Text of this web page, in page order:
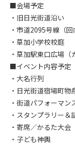
■会場予定
・旧日光街道沿い
・市道2095号線（
・草加小学校校庭
・草加駅東口広場（
■イベント内容予定
・大名行列
・日光街道宿場町物
・街道パフォーマン
・スタンプラリー＆
・寄席／かるた大会
・子ども神輿